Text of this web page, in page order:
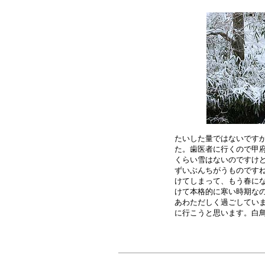
たいした量ではないです
た。歯医者に行くので甲
くらい雪はないのですけ
ずいぶんちがうものです
けてしまって、もう春に
けて本格的に寒い時期な
あわただしく過ごしてい